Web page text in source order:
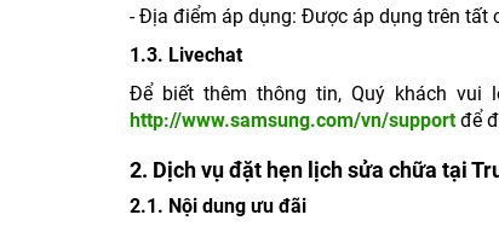
- Địa điểm áp dụng: Được áp dụng trên tất
1.3. Livechat
Để biết thêm thông tin, Quý khách vui
http://www.samsung.com/vn/supportđể
2. Dịch vụ đặt hẹn lịch sửa chữa tại
2.1. Nội dung ưu đãi